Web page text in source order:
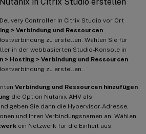
Controller in Citrix Studio vor Ort
> Verbindung und Ressourcen
zu erstellen. Wählen Sie für
in der webbasierten Studio-Konsole in
> Hosting > Verbindung und Ressourcen
zu erstellen.
Verbindung und Ressourcen hinzufügen
die Option Nutanix AHV als
geben Sie dann die Hypervisor-Adresse,
und Ihren Verbindungsnamen an. Wählen
ein Netzwerk für die Einheit aus.